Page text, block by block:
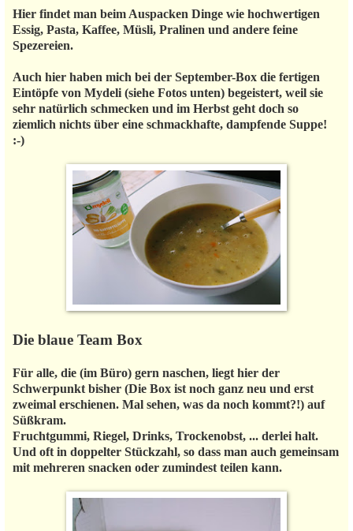
Hier findet man beim Auspacken Dinge wie hochwertigen
Essig, Pasta, Kaffee, Müsli, Pralinen und andere feine
Spezereien.
Auch hier haben mich bei der September-Box die fertigen
Eintöpfe von Mydeli (siehe Fotos unten) begeistert, weil sie
sehr natürlich schmecken und im Herbst geht doch so
ziemlich nichts über eine schmackhafte, dampfende Suppe!
:-)
Die blaue Team Box
Für alle, die (im Büro) gern naschen, liegt hier der
Schwerpunkt bisher (Die Box ist noch ganz neu und erst
zweimal erschienen. Mal sehen, was da noch kommt?!) auf
Süßkram.
Fruchtgummi, Riegel, Drinks, Trockenobst, ... derlei halt.
Und oft in doppelter Stückzahl, so dass man auch gemeinsam
mit mehreren snacken oder zumindest teilen kann.